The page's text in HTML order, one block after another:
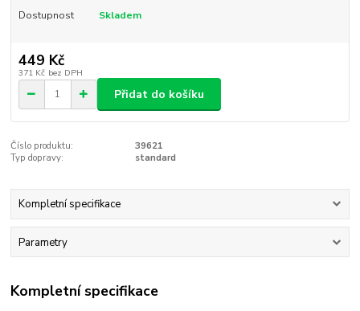
Dostupnost Skladem
449 Kč
371 Kč bez DPH
Přidat do košíku
Číslo produktu:
39621
Typ dopravy:
standard
Kompletní specifikace
Parametry
Kompletní specifikace